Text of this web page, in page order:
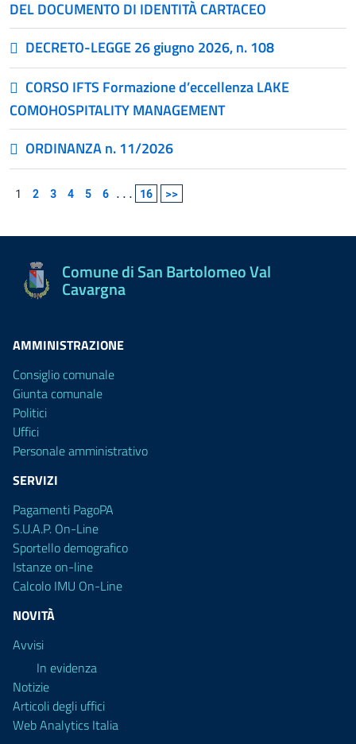
DEL DOCUMENTO DI IDENTITÀ CARTACEO
DECRETO-LEGGE 26 giugno 2026, n. 108
CORSO IFTS Formazione d’eccellenza LAKE
COMOHOSPITALITY MANAGEMENT
ORDINANZA n. 11/2026
1 2 3 4 5 6 ... 16 >>
Comune di San Bartolomeo Val
Cavargna
AMMINISTRAZIONE
Consiglio comunale
Giunta comunale
Politici
Uffici
Personale amministrativo
SERVIZI
Pagamenti PagoPA
S.U.A.P. On-Line
Sportello demografico
Istanze on-line
Calcolo IMU On-Line
NOVITÀ
Avvisi
In evidenza
Notizie
Articoli degli uffici
Web Analytics Italia